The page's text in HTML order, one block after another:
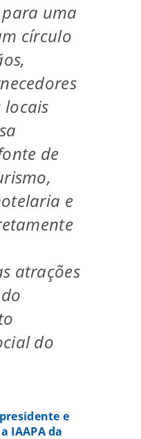
para uma
círculo
locais
de
e
atrações
do
e
IAAPA da